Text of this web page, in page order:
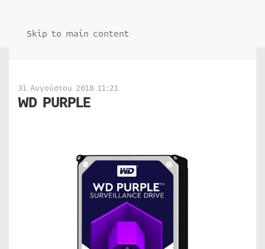
Skip to main content
31 Αυγούστου 2018 11:21
WD PURPLE